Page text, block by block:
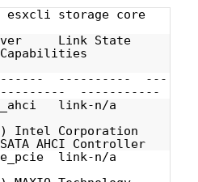
esxcli storage core
Link State
---------- ---
-----------
link-n/a
Intel Corporation
AHCI Controller
link-n/a